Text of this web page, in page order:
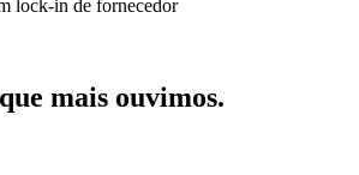
lock-in de fornecedor
mais ouvimos.